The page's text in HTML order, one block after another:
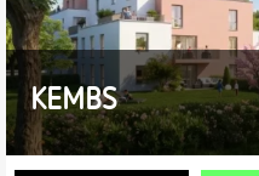
KEMBS